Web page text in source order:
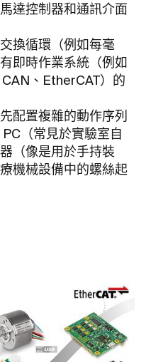
達控制器和通訊介面
換循環（例如每毫
即時作業系統（例如
、EtherCAT）的
配置複雜的動作序列
（常見於實驗室自
（像是用於手持裝
機械設備中的螺絲起